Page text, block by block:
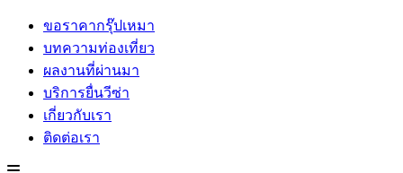
ขอราคากรุ๊ปเหมา
บทความท่องเที่ยว
ผลงานที่ผ่านมา
บริการยื่นวีซ่า
เกี่ยวกับเรา
ติดต่อเรา